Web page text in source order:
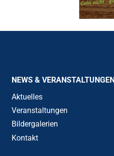
NEWS & VERANSTALTUNGEN
Aktuelles
Veranstaltungen
Bildergalerien
Kontakt